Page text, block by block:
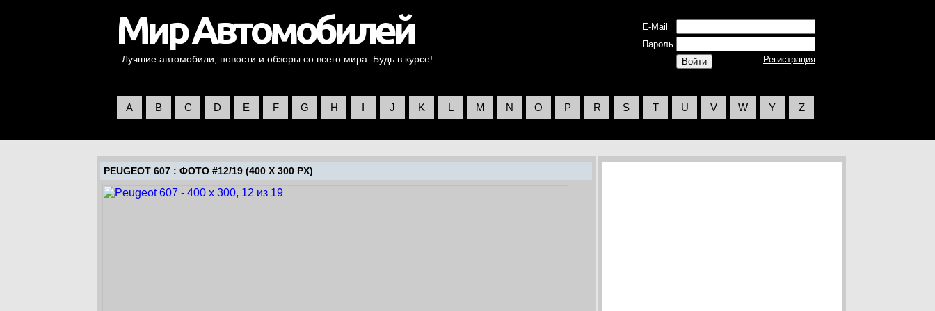
Лучшие автомобили, новости и обзоры со всего мира. Будь в курсе!
E-Mail
Пароль
Регистрация
A B C D E F G H I J K L M N O P R S T U V W Y Z
PEUGEOT 607: ФОТО #12/19 (400 X 300 PX)